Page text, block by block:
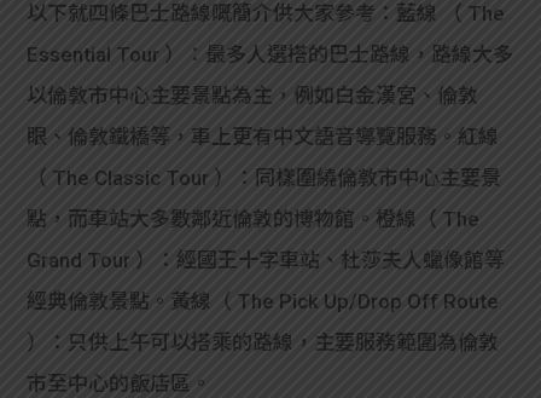
以下就四條巴士路線嘅簡介供大家參考：藍線 （ The
Essential Tour ）：最多人選搭的巴士路線，路線大多
以倫敦市中心主要景點為主，例如白金漢宮、倫敦
眼、倫敦鐵橋等，車上更有中文語音導覽服務。紅線
（ The Classic Tour ）：同樣圍繞倫敦市中心主要景
點，而車站大多數鄰近倫敦的博物館。橙線（ The
Grand Tour ）：經國王十字車站、杜莎夫人蠟像館等
經典倫敦景點。黃線（ The Pick Up/Drop Off Route
）：只供上午可以搭乘的路線，主要服務範圍為倫敦
市至中心的飯店區。